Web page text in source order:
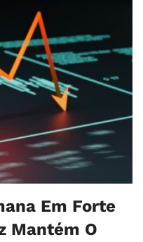
Em Forte
Mantém O